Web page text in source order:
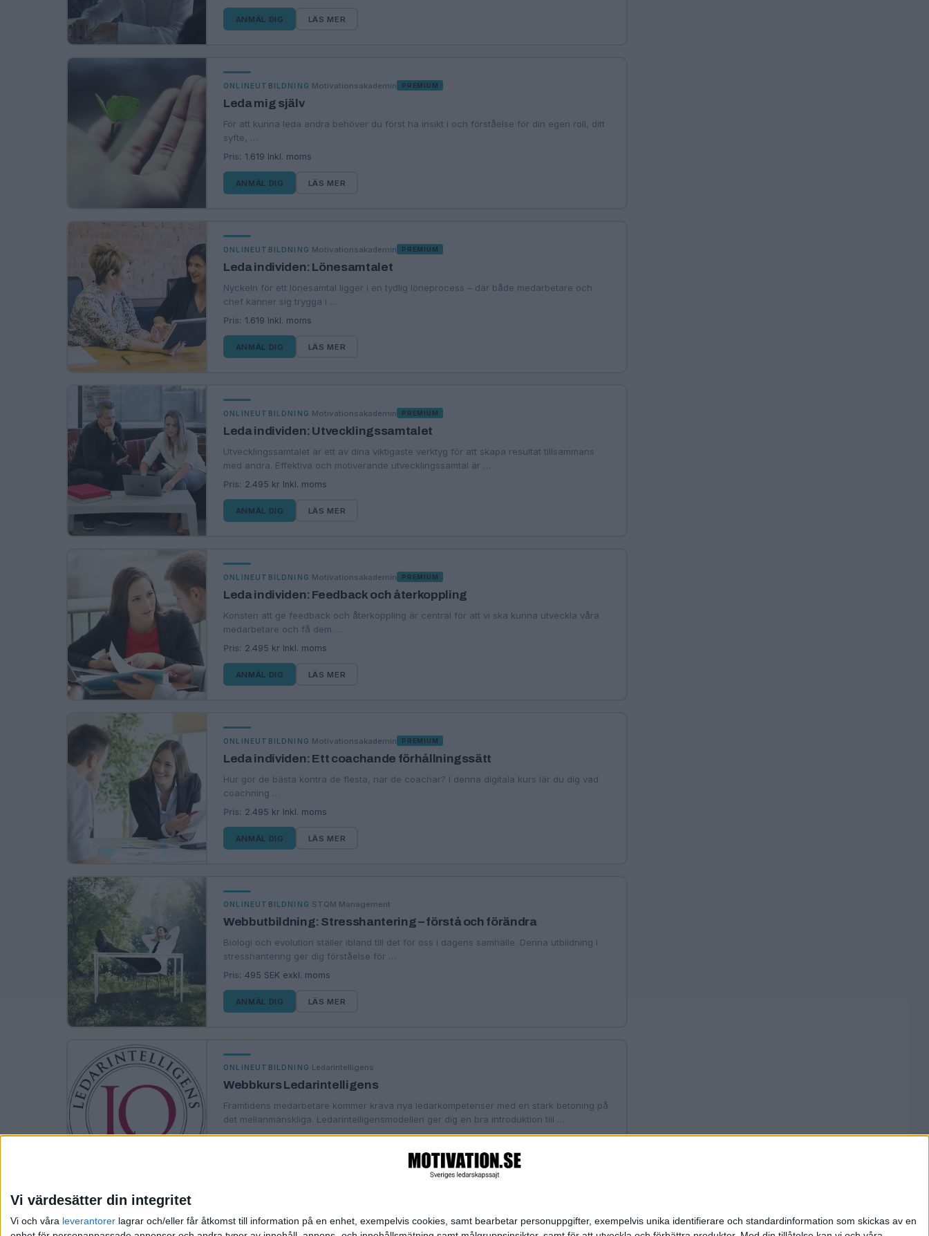
Vi värdesätter din integritet
Vi och våra leverantorer lagrar och/eller får åtkomst till information på en enhet, exempelvis cookies, samt bearbetar personuppgifter, exempelvis unika identifierare och standardinformation som skickas av en
ANMÄL DIG LÄS MER
ONLINEUTBILDNING Motivationsakademin PREMIUM
Leda mig själv
För att kunna leda andra behöver du först ha insikt i och förståelse för din egen roll, ditt
syfte, …
Pris: 1.619 Inkl. moms
ANMÄL DIG LÄS MER
ONLINEUTBILDNING Motivationsakademin PREMIUM
Leda individen: Lönesamtalet
Nyckeln för ett lönesamtal ligger i en tydlig löneprocess – där både medarbetare och
chef känner sig trygga i …
Pris: 1.619 Inkl. moms
ANMÄL DIG LÄS MER
ONLINEUTBILDNING Motivationsakademin PREMIUM
Leda individen: Utvecklingssamtalet
Utvecklingssamtalet är ett av dina viktigaste verktyg för att skapa resultat tillsammans
med andra. Effektiva och motiverande utvecklingssamtal är …
Pris: 2.495 kr Inkl. moms
ANMÄL DIG LÄS MER
ONLINEUTBILDNING Motivationsakademin PREMIUM
Leda individen: Feedback och återkoppling
Konsten att ge feedback och återkoppling är central för att vi ska kunna utveckla våra
medarbetare och få dem …
Pris: 2.495 kr Inkl. moms
ANMÄL DIG LÄS MER
ONLINEUTBILDNING Motivationsakademin PREMIUM
Leda individen: Ett coachande förhållningssätt
Hur gör de bästa kontra de flesta, när de coachar? I denna digitala kurs lär du dig vad
coachning …
Pris: 2.495 kr Inkl. moms
ANMÄL DIG LÄS MER
ONLINEUTBILDNING STQM Management
Webbutbildning: Stresshantering – förstå och förändra
Biologi och evolution ställer ibland till det för oss i dagens samhälle. Denna utbildning i
stresshantering ger dig förståelse för …
Pris: 495 SEK exkl. moms
ANMÄL DIG LÄS MER
ONLINEUTBILDNING Ledarintelligens
Webbkurs Ledarintelligens
Framtidens medarbetare kommer kräva nya ledarkompetenser med en stark betoning på
det mellanmänskliga. Ledarintelligensmodellen ger dig en bra introduktion till …
Plats:WebbkursPris:1195 SEK
‹ Föregående Sida 1 / 2 Nästa ›